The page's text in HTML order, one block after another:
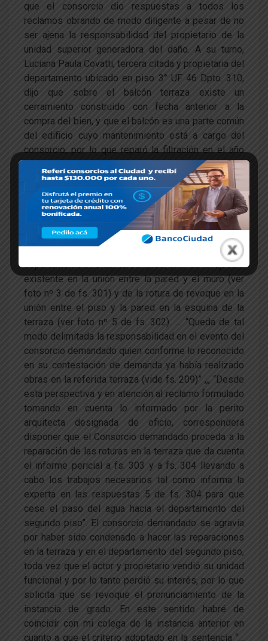
que el consorcio dio respuestas a todos los
reclamos obrando de modo diligente a pesar de no
ser ajena la responsabilidad del propietario de la
unidad superior generadora del daño. A su turno,
Luciana Paula Covatti, tercera citada y propietaria del
departamento ubicado en piso 3° UF 46 Dpto. 310,
dijo que sobre el balcón terraza existe un
cerramiento construido con fecha anterior a la
compra del bien, y que el balcón es una parte común
del edificio cuyo mantenimiento está a cargo del
consorcio, por lo que reparó la filtración en el año
2010 e impermeabilizó la terraza según factura
3/12. En la sentencia y luego de haber analizado la
peritación técnica, el Sr. Magistrado de la instancia
de grado concluyó de modo terminante que “… surge
con claridad que las humedades padecidas por el
departamento 210 ubicado en el piso segundo del
edificio no provienen del cerramiento ubicado en el
departamento 310 del tercer piso, sino de la rajadura
existente en la unión entre la pared y el muro (ver
foto nº 3 de fs. 301) y de la rotura de revoque en la
unión entre el piso y la pared en la esquina de la
terraza (ver foto nº 5 de fs. 302). … “Queda de tal
modo delimitada la responsabilidad en el evento del
consorcio demandado quien conforme lo reconocido
en su contestación de demanda ya había realizado
obras en la referida terraza (vide fs. 209)” ,,, “Desde
esta perspectiva y en atención al reclamo formulado
tomando en cuenta lo informado por la perito
arquitecta designada de oficio, corresponderá
disponer que el Consorcio demandado proceda a la
reparación de las roturas en la terraza que da cuenta
el informe pericial a fs. 303 y a fs. 304 llevando a
cabo los trabajos necesarios tal como informa la
experta en las respuestas 5 de fs. 304 para que
cese el paso del agua hacia el departamento del
segundo piso”. El consorcio demandado se agravia
por haber sido condenado a hacer las reparaciones
en la terraza y en el departamento del segundo piso,
toda vez que el actor y propietario vendió su unidad
funcional y por lo tanto perdió su interés, por lo que
solicita que se revoque el pronunciamiento de la
instancia de grado. En este sentido habré de
coincidir con mi colega de la instancia anterior en
cuanto a que el criterio adoptado en la sentencia “…